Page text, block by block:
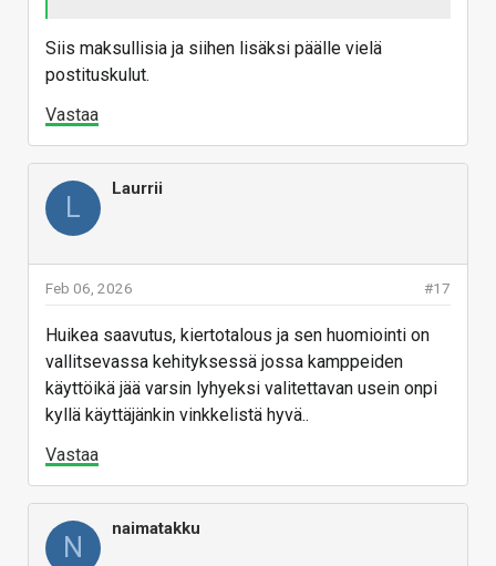
Siis maksullisia ja siihen lisäksi päälle vielä
postituskulut.
Vastaa
L
Laurrii
#17
Feb 06, 2026
Huikea saavutus, kiertotalous ja sen huomiointi on
vallitsevassa kehityksessä jossa kamppeiden
käyttöikä jää varsin lyhyeksi valitettavan usein onpi
kyllä käyttäjänkin vinkkelistä hyvä..
Vastaa
N
naimatakku